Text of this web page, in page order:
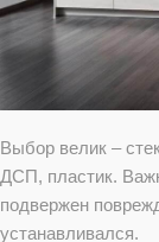
Выбор велик –
ДСП, пластик.
подвержен
устанавливался.